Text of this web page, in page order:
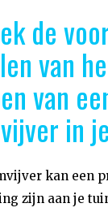
de
van
van
in
kan een
zijn aan je